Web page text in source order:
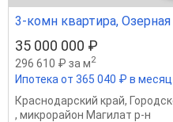
3-комн квартира, Озерная
35 000 000 ₽
296 610 ₽ за м2
Ипотека от 365 040 ₽ в месяц
Краснодарский край,
, микрорайон Магилат р-н